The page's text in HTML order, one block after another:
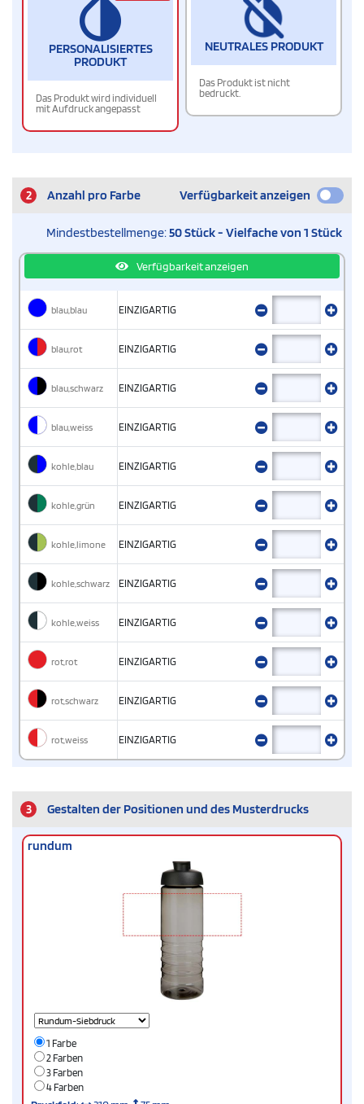
PERSONALISIERTES
PRODUKT
Das Produkt wird individuell
mit Aufdruck angepasst
NEUTRALES PRODUKT
Das Produkt ist nicht
bedruckt.
2 Anzahl pro Farbe Verfügbarkeit anzeigen
Mindestbestellmenge:50 Stück - Vielfache von 1 Stück
Verfügbarkeit anzeigen
blau,blau EINZIGARTIG
blau,rot EINZIGARTIG
blau,schwarz EINZIGARTIG
blau,weiss EINZIGARTIG
kohle,blau EINZIGARTIG
kohle,grün EINZIGARTIG
kohle,limone EINZIGARTIG
kohle,schwarz EINZIGARTIG
kohle,weiss EINZIGARTIG
rot,rot EINZIGARTIG
rot,schwarz EINZIGARTIG
rot,weiss EINZIGARTIG
3 Gestalten der Positionen und des Musterdrucks
rundum
1 Farbe
2 Farben
3 Farben
4 Farben